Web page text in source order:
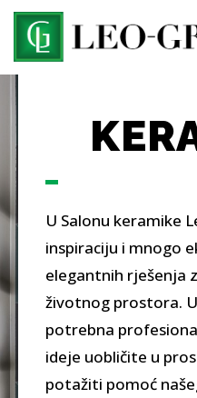
U Salonu keramike
inspiraciju i mnogo
elegantnih rješenja
životnog prostora.
potrebna
ideje uobličite u
potažiti pomoć